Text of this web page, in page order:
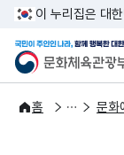
이 누리집은 대
문화체육
국민이
홈
주요정책
분야별 정책 문화